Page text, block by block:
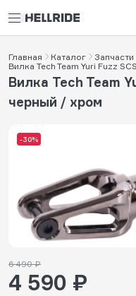
Главная Каталог Запчасти
Вилка Tech Team Yuri Fuzz
-30%
Вилка Tech Team
черный / хром
6 490 ₽
4 590 ₽